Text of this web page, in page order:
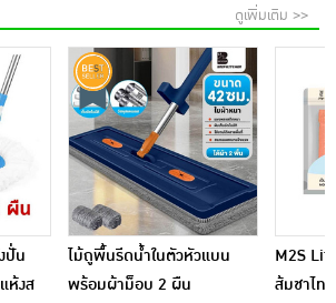
ดูเพิ่มเติม >>
ปั่น
ห้งส
ไม้ถูพื้นรีดน้ำในตัวหัวแบน
พร้อมผ้าม็อบ 2 ผืน
M2S
ส้มชาไท